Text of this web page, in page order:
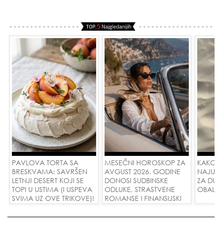
PAVLOVA TORTA SA
BRESKVAMA: SAVRŠEN
LETNJI DESERT KOJI SE
TOPI U USTIMA (I USPEVA
SVIMA UZ OVE TRIKOVE)!
MESEČNI HOROSKOP ZA
AVGUST 2026. GODINE
DONOSI SUDBINSKE
ODLUKE, STRASTVENE
ROMANSE I FINANSIJSKI
KAKO
ZA